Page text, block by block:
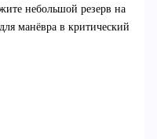
небольшой резерв на
манёвра в критический